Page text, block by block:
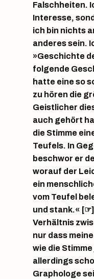
Falschheiten.
Interesse,
ich bin nichts
anderes sein.
»Geschichte
folgende
hatte eine so
zu hören die
Geistlicher
auch gehört
die Stimme
Teufels. In
beschwor er
worauf der
ein
vom Teufel
und stank.«
Verhältnis
nur dass
wie die Stimme
allerdings
Graphologe